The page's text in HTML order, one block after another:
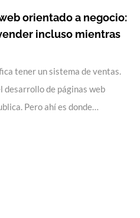
orientado a negocio:
incluso mientras
tener un sistema de ventas.
desarrollo de páginas web
Pero ahí es donde…